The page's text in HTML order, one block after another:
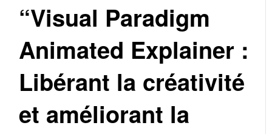
“Visual Paradigm
Animated Explainer :
Libérant la créativité
et améliorant la